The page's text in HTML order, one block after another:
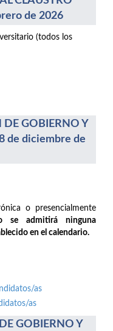
de 2026
(todos los
DE GOBIERNO Y
de diciembre de
o presencialmente
se admitirá ninguna
en el calendario.
as
as
GOBIERNO Y